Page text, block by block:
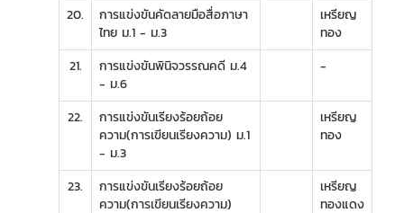
20.
การแข่งขันคัดลายมือสื่อภาษา
ไทย ม.1 - ม.3
เหรียญ
ทอง
21.
การแข่งขันพินิจวรรณคดี ม.4
- ม.6
-
22.
การแข่งขันเรียงร้อยถ้อย
ความ(การเขียนเรียงความ) ม.1
- ม.3
เหรียญ
ทอง
23.
การแข่งขันเรียงร้อยถ้อย
ความ(การเขียนเรียงความ)
เหรียญ
ทองแดง